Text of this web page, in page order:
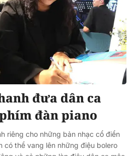
đưa dân ca
đàn piano
riêng cho những bản nhạc cổ điển
có thể vang lên những điệu bolero